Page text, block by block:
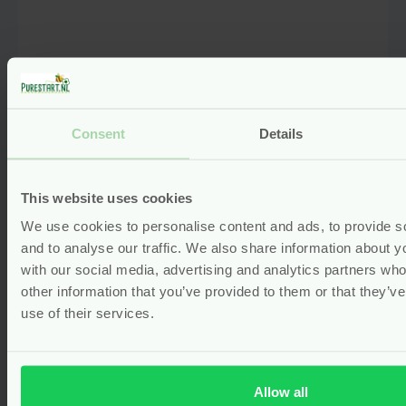
Consent Details
This website uses cookies
We use cookies to personalise content and ads, to provide
and to analyse our traffic. We also share information about
with our social media, advertising and analytics partners
other information that you’ve provided to them or that
use of their services.
Allow all
Natuurlijk Kraamverband – 10
stuks – Natracare
vegan
Voor4.59
Bekijken